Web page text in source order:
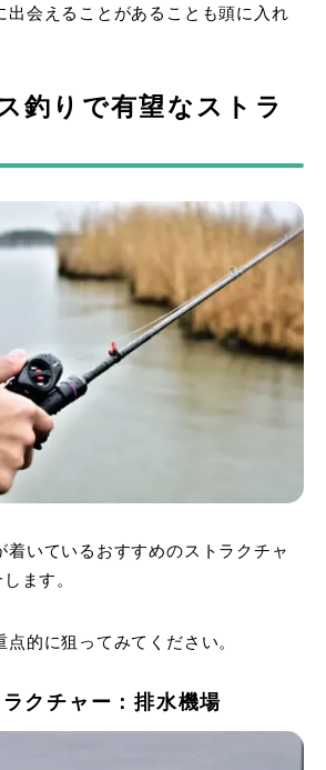
出会えることがあることも頭に入れ
釣りで有望なストラ
着いているおすすめのストラクチャ
ます。
的に狙ってみてください。
クチャー：排水機場